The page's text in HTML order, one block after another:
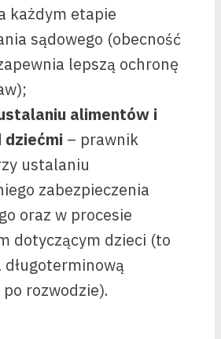
każdym etapie
sądowego (obecność
lepszą ochronę
alimentów i
dziećmi – prawnik
ustalaniu
zabezpieczenia
oraz w procesie
dotyczącym dzieci (to
długoterminową
rozwodzie).